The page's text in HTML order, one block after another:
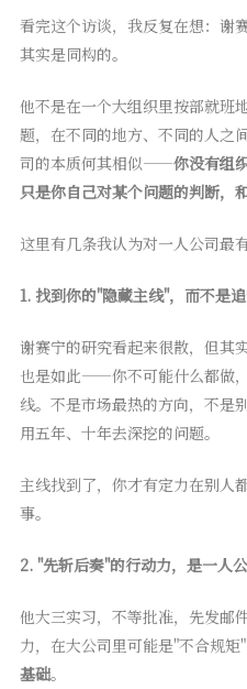
看完这个访谈，我反复在想：谢
其实是同构的。
他不是在一个大组织里按部就班
题，在不同的地方、不同的人之
司的本质何其相似——你没有组
只是你自己对某个问题的判断，
这里有几条我认为对一人公司最
1. 找到你的"隐藏主线"，而不是
谢赛宁的研究看起来很散，但其
也是如此——你不可能什么都做
线。不是市场最热的方向，不是
用五年、十年去深挖的问题。
主线找到了，你才有定力在别人
事。
2. "先斩后奏"的行动力，是一人
他大三实习，不等批准，先发邮
力，在大公司里可能是"不合规矩"
基础。